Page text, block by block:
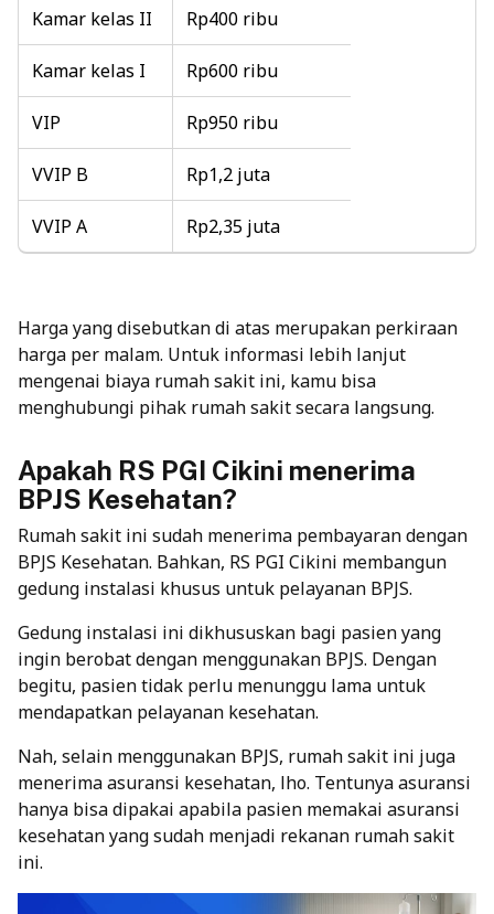
Kamar kelas II Rp400 ribu
Kamar kelas I Rp600 ribu
VIP Rp950 ribu
VVIP B Rp1,2 juta
VVIP A Rp2,35 juta
Harga yang disebutkan di atas merupakan perkiraan
harga per malam. Untuk informasi lebih lanjut
mengenai biaya rumah sakit ini, kamu bisa
menghubungi pihak rumah sakit secara langsung.
Apakah RS PGI Cikini menerima
BPJS Kesehatan?
Rumah sakit ini sudah menerima pembayaran dengan
BPJS Kesehatan. Bahkan, RS PGI Cikini membangun
gedung instalasi khusus untuk pelayanan BPJS.
Gedung instalasi ini dikhususkan bagi pasien yang
ingin berobat dengan menggunakan BPJS. Dengan
begitu, pasien tidak perlu menunggu lama untuk
mendapatkan pelayanan kesehatan.
Nah, selain menggunakan BPJS, rumah sakit ini juga
menerima asuransi kesehatan, lho. Tentunya asuransi
hanya bisa dipakai apabila pasien memakai asuransi
kesehatan yang sudah menjadi rekanan rumah sakit
ini.